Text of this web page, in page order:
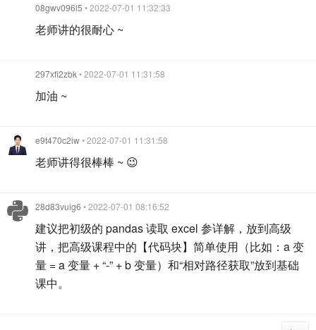
08gwv096l5 • 2022-07-01 11:32:33
老师讲的很耐心 ~
297xfi2zbk• 2022-07-01 11:31:58
加油 ~
e9t470c2iw• 2022-07-01 11:31:58
老师讲得很棒棒 ~ 😉
28d83vuig6 • 2022-07-01 08:16:52
建议把初级的 pandas 读取 excel 参详解，放到高级
讲，把高级课程中的【代码块】简单使用（比如：a 变
量 = a 变量 + “-” + b 变量）和“相对路径获取”放到基础
课中。